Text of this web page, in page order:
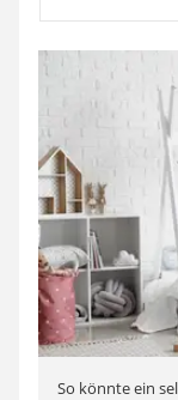
So könnte ein